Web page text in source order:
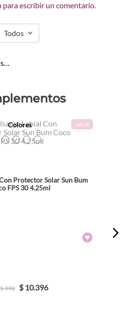
para escribir un comentario.
Todos
-60 %
Colores
Protector Solar Sun Bum
FPS 30 4.25ml
.990 $ 10.396